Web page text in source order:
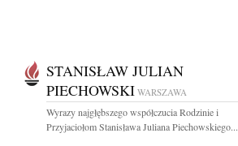
STANISŁAW JULIAN
PIECHOWSKI WARSZAWA
Wyrazy najgłębszego współczucia Rodzinie i
Przyjaciołom Stanisława Juliana Piechowskiego...